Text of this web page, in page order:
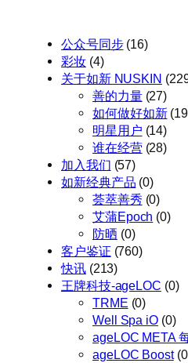
公众号同步(16)
彩妆(4)
关于如新 NUSKIN
善的力量(27)
如何做好如新
明星用户 (14)
谁在经营(28)
加入我们 (57)
如新经典产品 (0)
荟萃善秀 (0)
艾蒲Epoch (0)
防晒 (0)
客户鉴证 (760)
快讯(213)
王牌科技-ageLOC (0)
TRME (0)
Well Spa iO(0)
ageLOC META
ageLOC Boost